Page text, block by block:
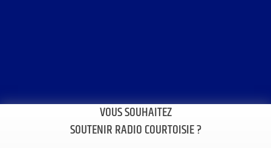
VOUS SOUHAITEZ
SOUTENIR RADIO COURTOISIE ?